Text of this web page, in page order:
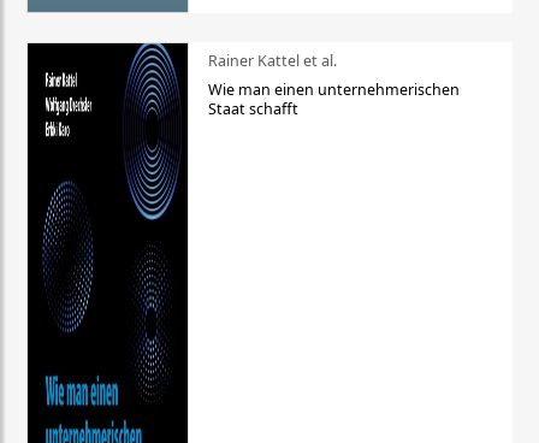
Rainer Kattel et al.
Wie man einen unternehmerischen
Staat schafft